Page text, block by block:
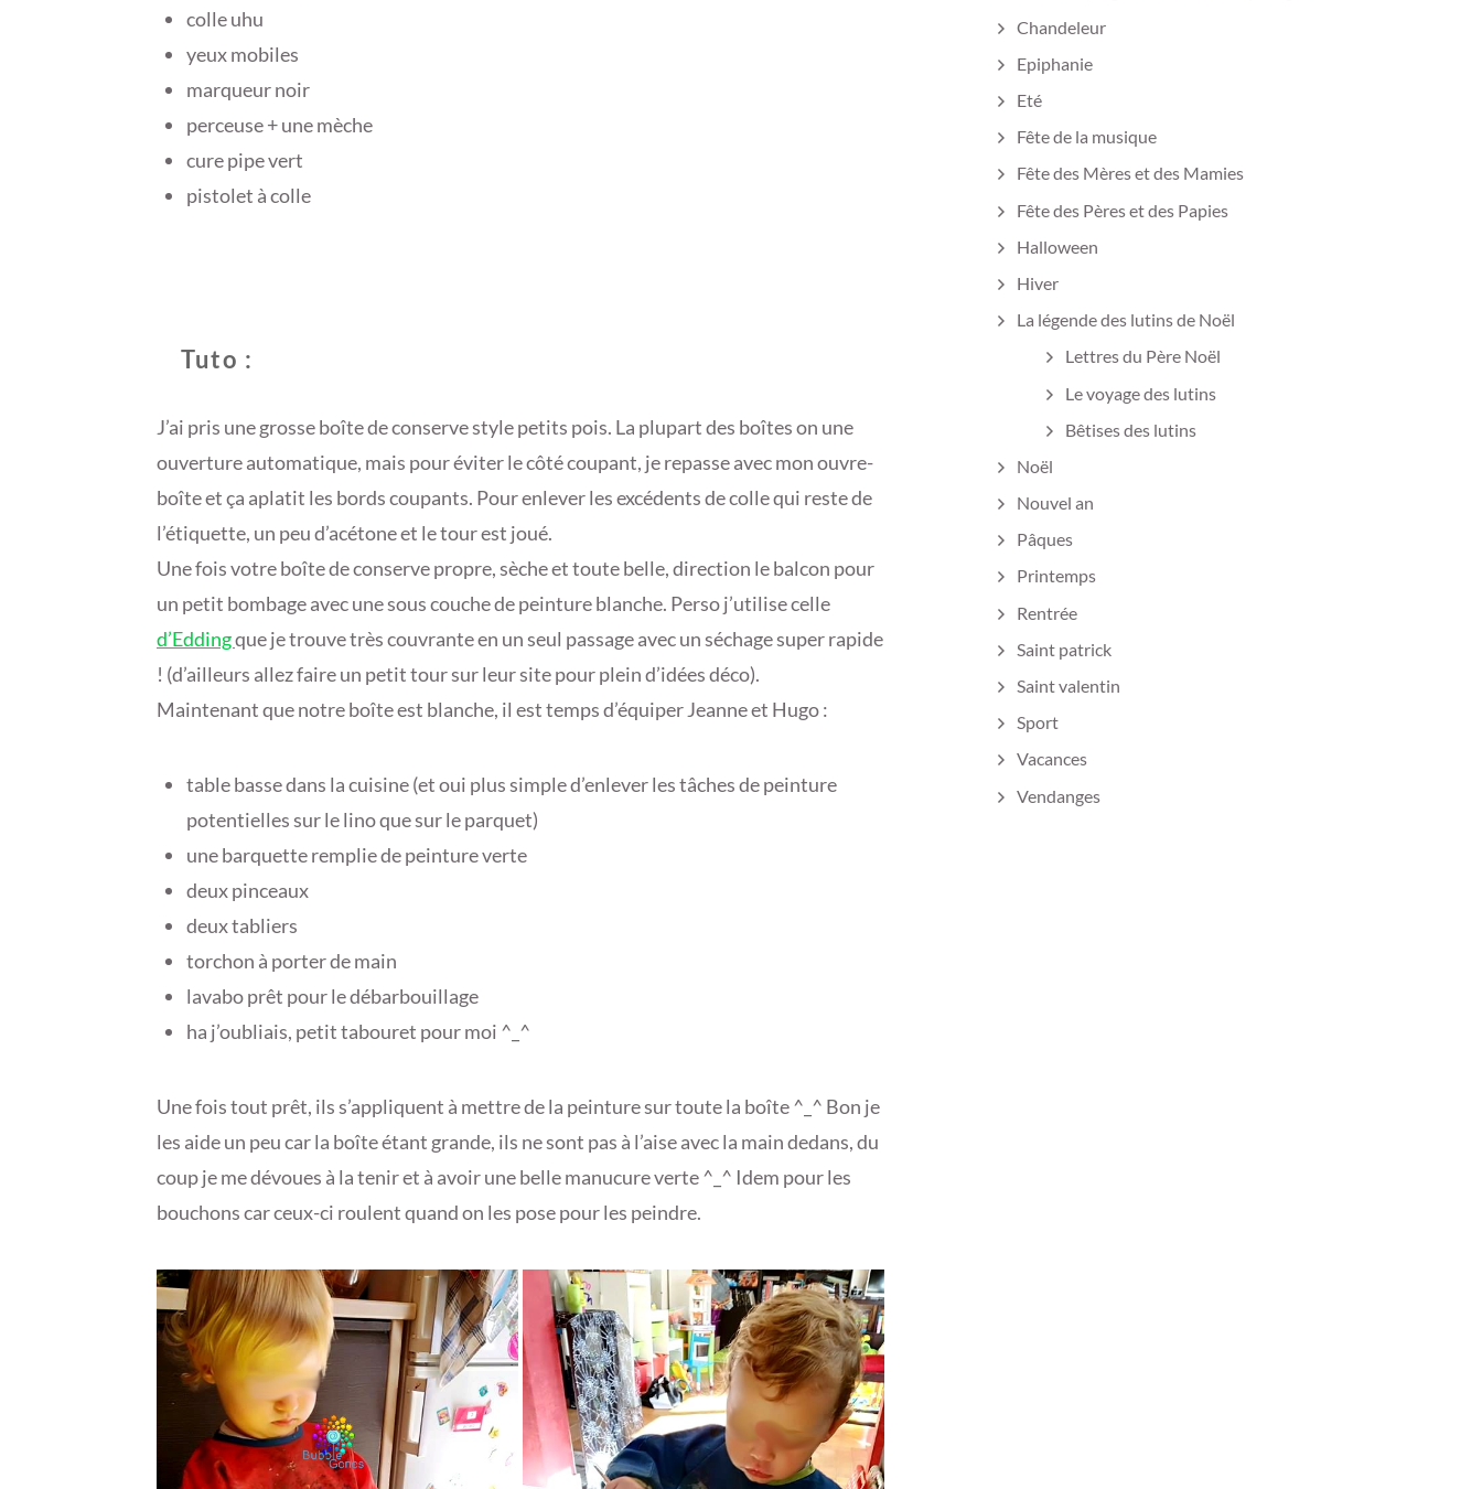
colle uhu
yeux mobiles
marqueur noir
perceuse + une mèche
cure pipe vert
pistolet à colle
Tuto :
J’ai pris une grosse boîte de conserve style petits pois. La plupart des boîtes on une
ouverture automatique, mais pour éviter le côté coupant, je repasse avec mon ouvre-
boîte et ça aplatit les bords coupants. Pour enlever les excédents de colle qui reste de
l’étiquette, un peu d’acétone et le tour est joué.
Une fois votre boîte de conserve propre, sèche et toute belle, direction le balcon pour
un petit bombage avec une sous couche de peinture blanche. Perso j’utilise celle
d’Eddingque je trouve très couvrante en un seul passage avec un séchage super rapide
! (d’ailleurs allez faire un petit tour sur leur site pour plein d’idées déco).
Maintenant que notre boîte est blanche, il est temps d’équiper Jeanne et Hugo :
table basse dans la cuisine (et oui plus simple d’enlever les tâches de peinture
potentielles sur le lino que sur le parquet)
une barquette remplie de peinture verte
deux pinceaux
deux tabliers
torchon à porter de main
lavabo prêt pour le débarbouillage
ha j’oubliais, petit tabouret pour moi ^_^
Une fois tout prêt, ils s’appliquent à mettre de la peinture sur toute la boîte ^_^ Bon je
les aide un peu car la boîte étant grande, ils ne sont pas à l’aise avec la main dedans, du
coup je me dévoues à la tenir et à avoir une belle manucure verte ^_^ Idem pour les
bouchons car ceux-ci roulent quand on les pose pour les peindre.
Chandeleur
Epiphanie
Eté
Fête de la musique
Fête des Mères et des Mamies
Fête des Pères et des Papies
Halloween
Hiver
La légende des lutins de Noël
Lettres du Père Noël
Le voyage des lutins
Bêtises des lutins
Noël
Nouvel an
Pâques
Printemps
Rentrée
Saint patrick
Saint valentin
Sport
Vacances
Vendanges